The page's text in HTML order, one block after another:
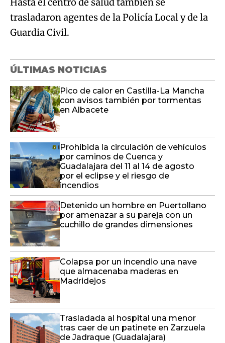
trasladaron agentes de la Policía Local y de la
Guardia Civil.
ÚLTIMAS NOTICIAS
Pico de calor en Castilla-La Mancha
con avisos también por tormentas
en Albacete
Prohibida la circulación de vehículos
por caminos de Cuenca y
Guadalajara del 11 al 14 de agosto
por el eclipse y el riesgo de
incendios
Detenido un hombre en Puertollano
por amenazar a su pareja con un
cuchillo de grandes dimensiones
Colapsa por un incendio una nave
que almacenaba maderas en
Madridejos
Trasladada al hospital una menor
tras caer de un patinete en Zarzuela
de Jadraque (Guadalajara)